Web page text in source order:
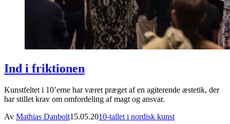
Ind i friktionen
Kunstfeltet i 10’erne har været præget af en agiterende æstetik, der
har stillet krav om omfordeling af magt og ansvar.
Av Mathias Danbolt15.05.2010-tallet i nordisk kunst